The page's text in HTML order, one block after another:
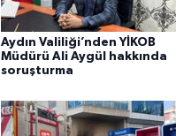
Aydın Valiliği’nden YİKOB
Müdürü Ali Aygül hakkında
soruşturma